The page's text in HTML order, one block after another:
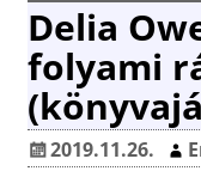
Delia
folyami
2019.11.26.